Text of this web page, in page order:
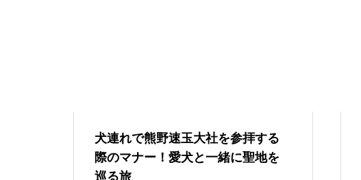
犬連れで熊野速玉大社を参拝する
際のマナー！愛犬と一緒に聖地を
巡る旅